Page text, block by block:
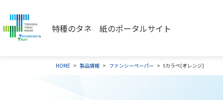
特種のタネ 紙のポータルサイト
HOME 製品情報 ファンシーペーパー tカラペ(オレンジ)